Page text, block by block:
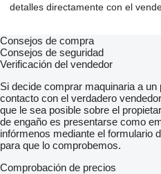
detalles directamente con el
Consejos de compra
Consejos de seguridad
Verificación del vendedor
Si decide comprar maquinaria a un
contacto con el verdadero
que le sea posible sobre el
de engaño es presentarse como
infórmenos mediante el formulario
para que lo comprobemos.
Comprobación de precios